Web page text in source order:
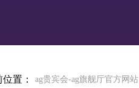
置： ag贵宾会-ag旗舰厅官方网站